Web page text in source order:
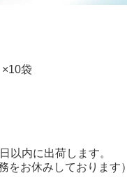
袋
以内に出荷します。
をお休みしております）